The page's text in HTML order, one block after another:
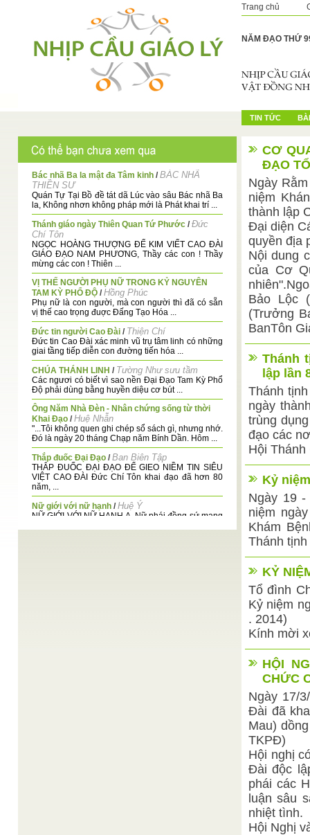
Trang chủ
NĂM ĐẠO THỨ
TIN TỨC
Bác nhã Ba la mật đa Tâm kinh /BÁC NHÃ
THIỀN SƯ
Quán Tự Tại Bồ đề tát dã Lúc vào sâu Bác nhã Ba
la, Không nhơn không pháp mới là Phát khai trí ...
Thánh giáo ngày Thiên Quan Tứ Phước /Đức
Chí Tôn
NGỌC HOÀNG THƯỢNG ĐẾ KIM VIẾT CAO ĐÀI
GIÁO ĐẠO NAM PHƯƠNG, Thầy các con ! Thầy
mừng các con ! Thiên ...
VỊ THẾ NGƯỜI PHỤ NỮ TRONG KỶ NGUYÊN
TAM KỲ PHỔ ĐỘ /Hồng Phúc
Phụ nữ là con người, mà con người thì đã có sẵn
vị thế cao trọng đuợc Đấng Tạo Hóa ...
Đức tin người Cao Đài / Thiện Chí
Đức tin Cao Đài xác minh vũ trụ tâm linh có những
giai tầng tiếp diễn con đường tiến hóa ...
CHÚA THÁNH LINH / Tường Như sưu tầm
Các ngươi có biết vì sao nền Đại Đạo Tam Kỳ Phổ
Độ phải dùng bằng huyền diệu cơ bút ...
Ông Năm Nhà Đèn - Nhân chứng sống từ thời
Khai Đạo /Huệ Nhẫn
"...Tôi không quen ghi chép sổ sách gì, nhưng nhớ.
Đó là ngày 20 tháng Chạp năm Bính Dần. Hôm ...
Thắp đuốc Đại Đạo /Ban Biên Tập
THẮP ĐUỐC ĐẠI ĐẠO ĐỂ GIEO NIỀM TIN SIÊU
VIỆT CAO ĐÀI Đức Chí Tôn khai đạo đã hơn 80
năm, ...
Nữ giới với nữ hạnh /Huệ Ý
NỮ GIỚI VỚI NỮ HẠNH A. Nữ phái đồng sứ mạng
CƠ
ĐẠO
Ngày
niệm
thành lập
Đại diện
quyền địa
Nội dung
của Cơ
Bảo Lộc
(Trưởng
BanTôn
Thánh
lập lần
Thánh
ngày
trùng
đạo các
Hội
Kỷ
Ngày 19
niệm
Khám
Thánh
KỶ
Tổ đình
Kỷ niệm
. 2014)
Kính mời
HỘI
CHỨC
Ngày 17/
Đài đã
Mau)
TKPĐ)
Hội nghị
Đài độc
phái các
luận sâu
nhiệt tình.
Hội Nghị